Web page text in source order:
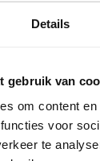
Details
gebruik van
om content
voor
te
slechts 5,5
een
ongeveer
van
(CRI